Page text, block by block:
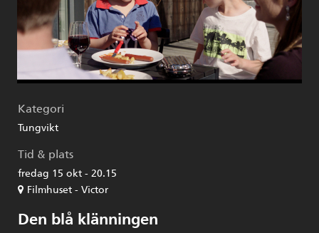
Kategori
Tungvikt
Tid & plats
fredag 15 okt - 20.15
Filmhuset - Victor
Den blå klänningen